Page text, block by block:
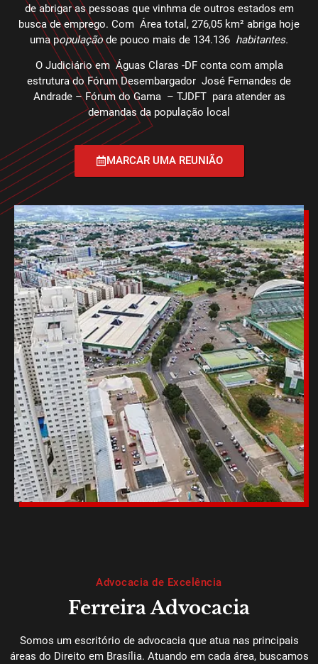
de abrigar as pessoas que vinhma de outros estados em
busca de emprego. Com Área total, 276,05 km² abriga hoje
uma populaçãode pouco mais de 134.136 habitantes.
O Judiciário em Águas Claras -DF conta com ampla
estrutura do Fórum Desembargador José Fernandes de
Andrade – Fórum do Gama – TJDFT para atender as
demandas da população local
MARCAR UMA REUNIÃO
Advocacia de Excelência
Ferreira Advocacia
Somos um escritório de advocacia que atua nas principais
áreas do Direito em Brasília. Atuando em cada área, buscamos